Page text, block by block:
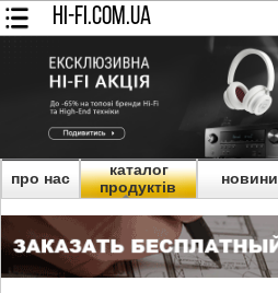
HI-FI.COM.UA
про нас
каталог
продуктів
новини